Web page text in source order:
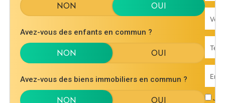
Avez-vous des enfants en commun ?
Avez-vous des biens immobiliers en commun ?